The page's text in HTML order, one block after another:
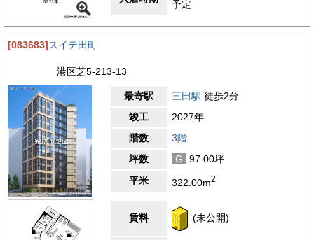
予定
[083683]スイテ田町
港区芝5-213-13
最寄駅 三田駅 徒歩2分
竣工
2027年
階数
3階
坪数
G
97.00坪
平米
322.00m2
賃料 (未公開)